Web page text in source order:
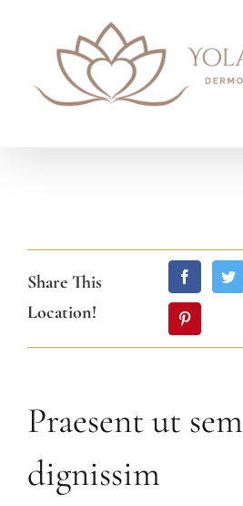
contenido
Share This
Location!
Praesent ut sem
dignissim